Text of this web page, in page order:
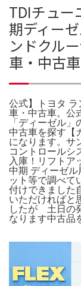
TDIチュー
期ディー
ンドクル
車・中古
公式】トヨタ
車・中古車。公
「ディーゼル
中古車を探す【
になります。サ
コントロールシ
入庫！リフトア
中期 ディーゼ
ット等で調べて
付けできました
いただければと
したが 土日の
なります中古品